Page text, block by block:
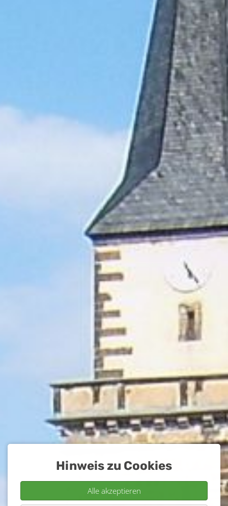
Hinweis zu Cookies
Alle akzeptieren